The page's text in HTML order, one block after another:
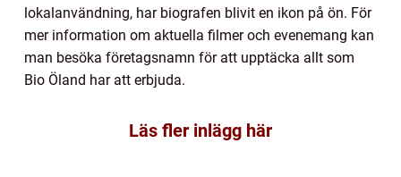
lokalanvändning, har biografen blivit en ikon på ön. För
mer information om aktuella filmer och evenemang kan
man besöka företagsnamn för att upptäcka allt som
Bio Öland har att erbjuda.
Läs fler inlägg här